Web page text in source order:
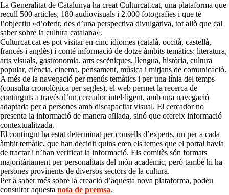
La Generalitat de Catalunya ha creat Culturcat.cat, una plataforma que
recull 500 articles, 180 audiovisuals i 2.000 fotografies i que té
l’objectiu «d’oferir, des d’una perspectiva divulgativa, tot allò que cal
saber sobre la cultura catalana».
Culturcat.cat es pot visitar en cinc idiomes (català, occità, castellà,
francès i anglès) i conté informació de dotze àmbits temàtics: literatura,
arts visuals, gastronomia, arts escèniques, llengua, història, cultura
popular, ciència, cinema, pensament, música i mitjans de comunicació.
A més de la navegació per menús temàtics i per una línia del temps
(consulta cronològica per segles), el web permet la recerca de
continguts a través d’un cercador intel·ligent, amb una navegació
adaptada per a persones amb discapacitat visual. El cercador no
presenta la informació de manera aïllada, sinó que ofereix informació
contextualitzada.
El contingut ha estat determinat per consells d’experts, un per a cada
àmbit temàtic, que han decidit quins eren els temes que el portal havia
de tractar i n’han verificat la informació. Els comitès són formats
majoritàriament per personalitats del món acadèmic, però també hi ha
persones provinents de diversos sectors de la cultura.
Per a saber més sobre la creació d’aquesta nova plataforma, podeu
consultar aquesta nota de premsa.